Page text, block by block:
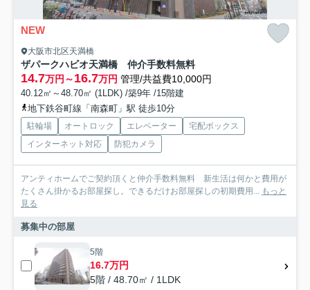
NEW
大阪市北区天満橋
ザパークハビオ天満橋 仲介手数料無料
14.7万円～16.7万円 管理/共益費10,000円
40.12㎡～48.70㎡ (1LDK) /築9年 /15階建
地下鉄谷町線「南森町」駅 徒歩10分
駐輪場 オートロック エレベーター
宅配ボックス
インターネット対応
防犯カメラ
アンティホームでご契約頂くと仲介手数料無料 新生活は何かと費用が
たくさん掛かるお部屋探し。できるだけお部屋探しの初期費用... もっと
見る
募集中の部屋
5階
16.7万円
5階 / 48.70㎡ / 1LDK